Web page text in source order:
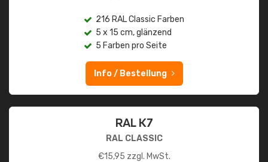
216 RAL Classic Farben
5 x 15 cm, glänzend
5 Farben pro Seite
Info / Bestellung
RAL K7
RAL CLASSIC
€15,95 zzgl. MwSt.